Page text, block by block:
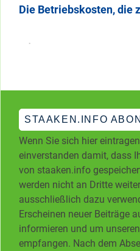
Die Betriebskosten, die
STAAKEN.INFO
Wenn Sie sich hier
einverstanden damit, dass
von staaken.info
werden nicht an Dritte
ausschließlich dazu
Erscheinen neuer Beiträge
informieren und um
empfangen. Nach dem